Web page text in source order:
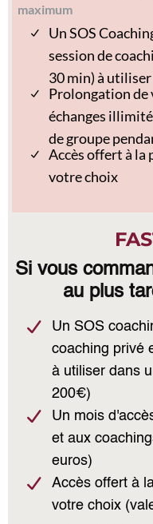
maximum
Un SOS
session de
30 min) à
Prolongation de
échanges
de groupe
Accès offert à la
votre choix
Si vous
au plus
Un SOS
coaching privé
à utiliser dans
200€)
Un mois
et aux
euros)
Accès offert à
votre choix